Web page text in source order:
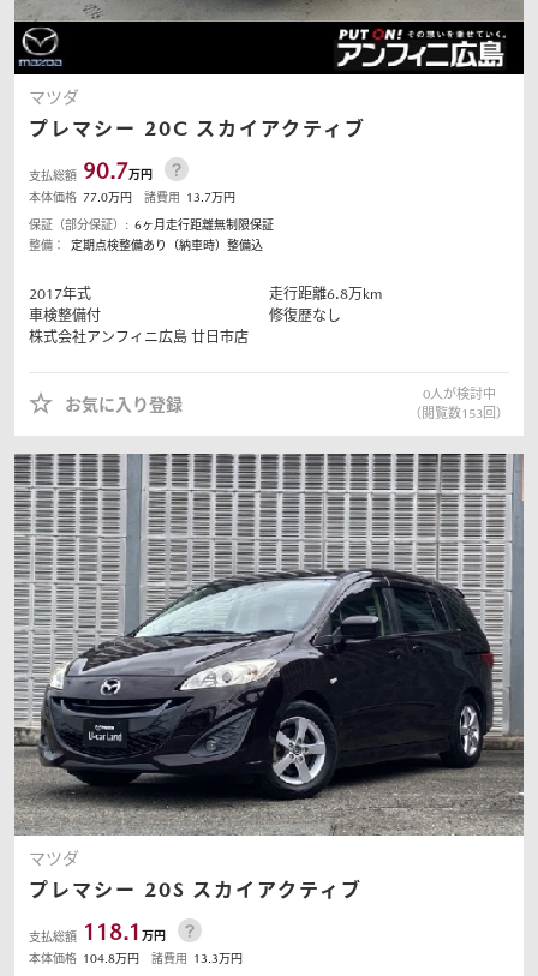
マツダ
プレマシー 20C スカイアクティブ
支払総額 90.7万円
本体価格 77.0万円 諸費用 13.7万円
保証（部分保証）: 6ヶ月走行距離無制限保証
整備：
定期点検整備あり（納車時）整備込
2017年式 走行距離6.8万km
車検整備付
修復歴なし
株式会社アンフィニ広島 廿日市店
お気に入り登録
0人が検討中
（閲覧数153回）
マツダ
プレマシー 20S スカイアクティブ
支払総額 118.1 万円
本体価格 104.8万円 諸費用 13.3万円